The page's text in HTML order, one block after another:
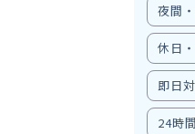
夜間
休日
即日
24時